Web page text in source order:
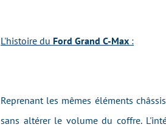
L'histoire du Ford Grand C-Max :
Reprenant les mêmes éléments
sans altérer le volume du coffre.